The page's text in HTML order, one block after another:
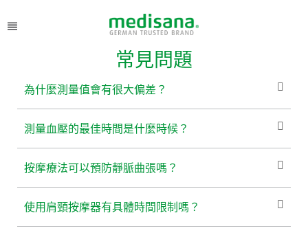
常見問題
為什麼測量值會有很大偏差？
測量血壓的最佳時間是什麼時候？
按摩療法可以預防靜脈曲張嗎？
使用肩頸按摩器有具體時間限制嗎？